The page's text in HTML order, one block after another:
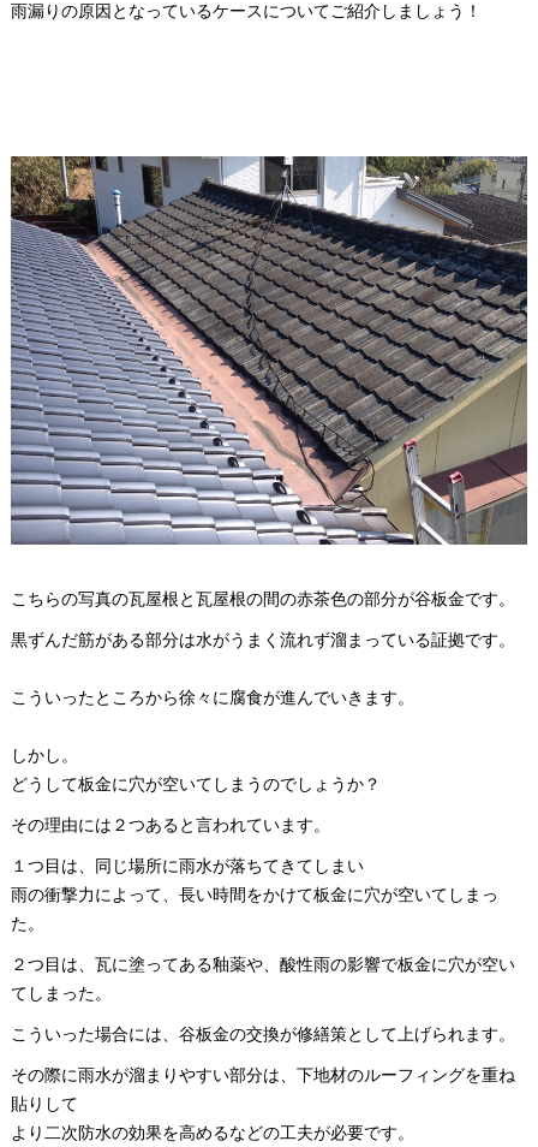
雨漏りの原因となっているケースについてご紹介しましょう！
こちらの写真の瓦屋根と瓦屋根の間の赤茶色の部分が谷板金です。
黒ずんだ筋がある部分は水がうまく流れず溜まっている証拠です。
こういったところから徐々に腐食が進んでいきます。
しかし。
どうして板金に穴が空いてしまうのでしょうか？
その理由には２つあると言われています。
１つ目は、同じ場所に雨水が落ちてきてしまい
雨の衝撃力によって、長い時間をかけて板金に穴が空いてしまっ
た。
２つ目は、瓦に塗ってある釉薬や、酸性雨の影響で板金に穴が空い
てしまった。
こういった場合には、谷板金の交換が修繕策として上げられます。
その際に雨水が溜まりやすい部分は、下地材のルーフィングを重ね
貼りして
より二次防水の効果を高めるなどの工夫が必要です。